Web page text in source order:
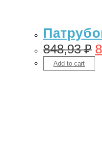
848,93₽
Add to cart